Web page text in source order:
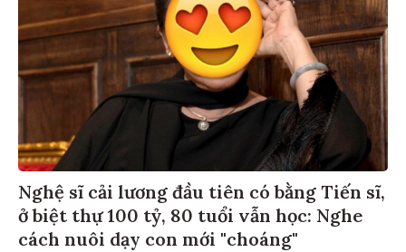
Nghệ sĩ cải lương đầu tiên có bằng Tiến sĩ,
ở biệt thự 100 tỷ, 80 tuổi vẫn học: Nghe
cách nuôi dạy con mới "choáng"